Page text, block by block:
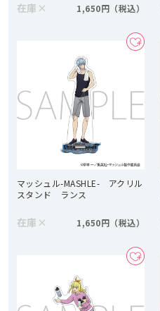
在庫 × 1,650円
マッシュル-MASHLE- アクリル
スタンド ランス
在庫 × 1,650円